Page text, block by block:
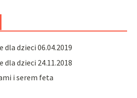
dzieci 06.04.2019
dzieci 24.11.2018
i serem feta